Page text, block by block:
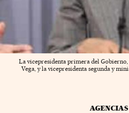
La vicepresidenta primera del Gobierno,
Vega, y la vicepresidenta segunda y
AGENCIAS